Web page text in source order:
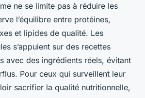
ne se limite pas à réduire les
l’équilibre entre protéines,
et lipides de qualité. Les
s’appuient sur des recettes
avec des ingrédients réels, évitant
Pour ceux qui surveillent leur
sacrifier la qualité nutritionnelle,